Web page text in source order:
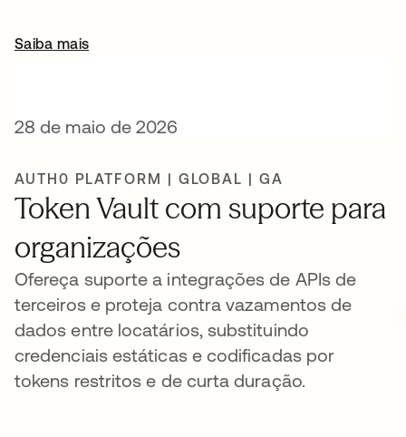
Saiba mais
28 de maio de 2026
AUTH0 PLATFORM | GLOBAL | GA
Token Vault com suporte para
organizações
Ofereça suporte a integrações de APIs de
terceiros e proteja contra vazamentos de
dados entre locatários, substituindo
credenciais estáticas e codificadas por
tokens restritos e de curta duração.